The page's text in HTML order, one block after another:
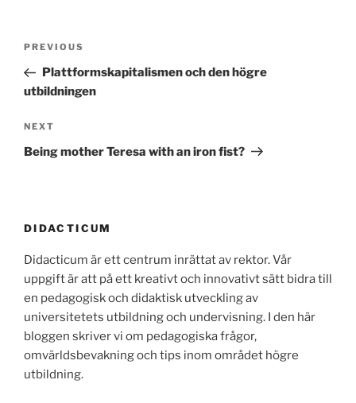
Previous
Post
PREVIOUS
Plattformskapitalismen och den högre
utbildningen
Next
Post
NEXT
Being mother Teresa with an iron fist?
DIDACTICUM
Didacticum är ett centrum inrättat av rektor. Vår
uppgift är att på ett kreativt och innovativt sätt bidra till
en pedagogisk och didaktisk utveckling av
universitetets utbildning och undervisning. I den här
bloggen skriver vi om pedagogiska frågor,
omvärldsbevakning och tips inom området högre
utbildning.